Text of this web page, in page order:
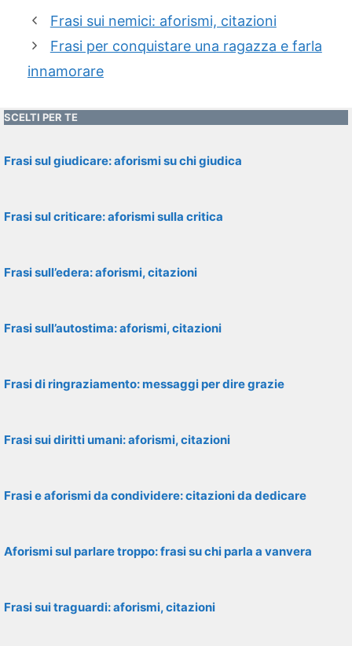
Frasi sui nemici: aforismi, citazioni
Frasi per conquistare una ragazza e farla
innamorare
SCELTI PER TE
Frasi sul giudicare: aforismi su chi giudica
Frasi sul criticare: aforismi sulla critica
Frasi sull’edera: aforismi, citazioni
Frasi sull’autostima: aforismi, citazioni
Frasi di ringraziamento: messaggi per dire grazie
Frasi sui diritti umani: aforismi, citazioni
Frasi e aforismi da condividere: citazioni da dedicare
Aforismi sul parlare troppo: frasi su chi parla a vanvera
Frasi sui traguardi: aforismi, citazioni